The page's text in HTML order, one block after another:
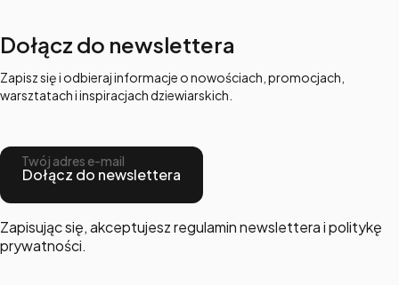
Dołącz do newslettera
Zapisz się i odbieraj informacje o nowościach, promocjach,
warsztatach i inspiracjach dziewiarskich.
Twój adres e-mail
Dołącz do newslettera
Zapisując się, akceptujesz regulamin newslettera i politykę
prywatności.